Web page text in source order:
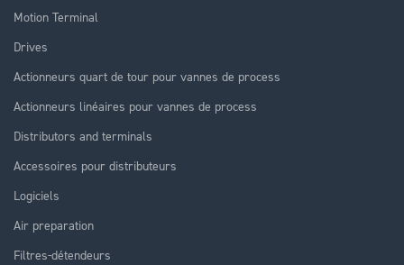
Motion Terminal
Drives
Actionneurs quart de tour pour vannes de process
Actionneurs linéaires pour vannes de process
Distributors and terminals
Accessoires pour distributeurs
Logiciels
Air preparation
Filtres-détendeurs